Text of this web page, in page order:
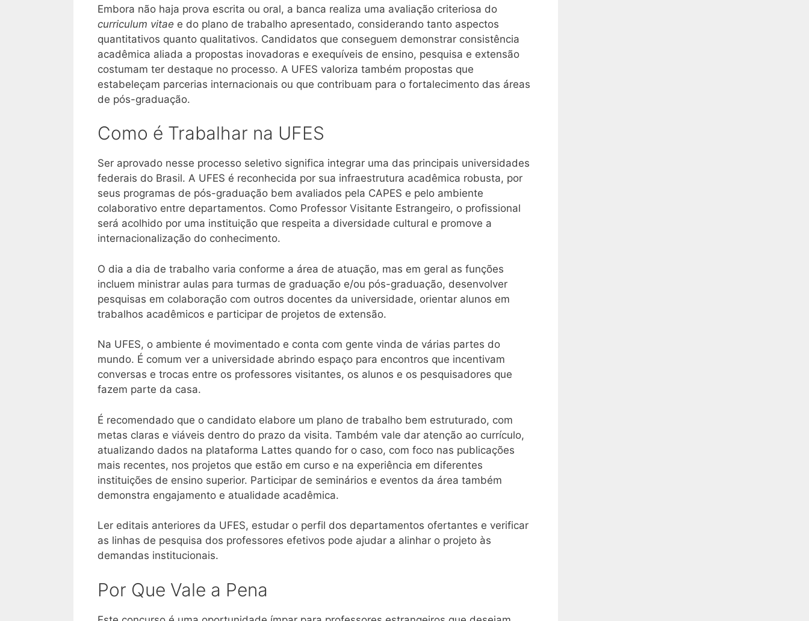
Embora não haja prova escrita ou oral, a banca realiza uma avaliação criteriosa do
curriculum vitae e do plano de trabalho apresentado, considerando tanto aspectos
quantitativos quanto qualitativos. Candidatos que conseguem demonstrar consistência
acadêmica aliada a propostas inovadoras e exequíveis de ensino, pesquisa e extensão
costumam ter destaque no processo. A UFES valoriza também propostas que
estabeleçam parcerias internacionais ou que contribuam para o fortalecimento das áreas
de pós-graduação.
Como é Trabalhar na UFES
Ser aprovado nesse processo seletivo significa integrar uma das principais universidades
federais do Brasil. A UFES é reconhecida por sua infraestrutura acadêmica robusta, por
seus programas de pós-graduação bem avaliados pela CAPES e pelo ambiente
colaborativo entre departamentos. Como Professor Visitante Estrangeiro, o profissional
será acolhido por uma instituição que respeita a diversidade cultural e promove a
internacionalização do conhecimento.
O dia a dia de trabalho varia conforme a área de atuação, mas em geral as funções
incluem ministrar aulas para turmas de graduação e/ou pós-graduação, desenvolver
pesquisas em colaboração com outros docentes da universidade, orientar alunos em
trabalhos acadêmicos e participar de projetos de extensão.
Na UFES, o ambiente é movimentado e conta com gente vinda de várias partes do
mundo. É comum ver a universidade abrindo espaço para encontros que incentivam
conversas e trocas entre os professores visitantes, os alunos e os pesquisadores que
fazem parte da casa.
É recomendado que o candidato elabore um plano de trabalho bem estruturado, com
metas claras e viáveis dentro do prazo da visita. Também vale dar atenção ao currículo,
atualizando dados na plataforma Lattes quando for o caso, com foco nas publicações
mais recentes, nos projetos que estão em curso e na experiência em diferentes
instituições de ensino superior. Participar de seminários e eventos da área também
demonstra engajamento e atualidade acadêmica.
Ler editais anteriores da UFES, estudar o perfil dos departamentos ofertantes e verificar
as linhas de pesquisa dos professores efetivos pode ajudar a alinhar o projeto às
demandas institucionais.
Por Que Vale a Pena